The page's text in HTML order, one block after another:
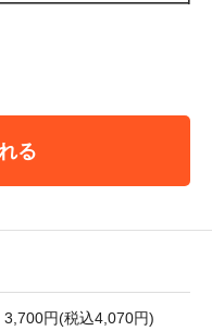
る
3,700円(税込4,070円)